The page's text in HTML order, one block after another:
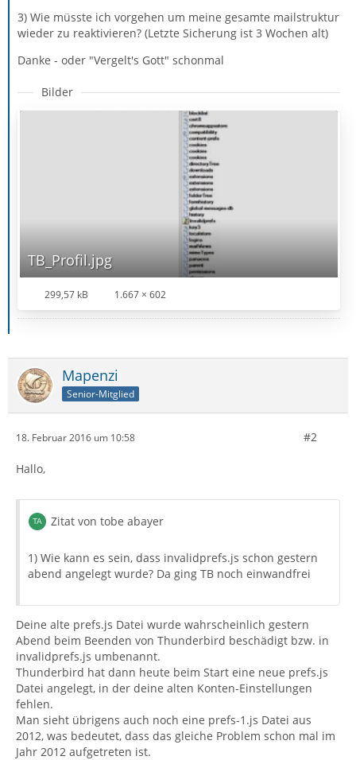
3) Wie müsste ich vorgehen um meine gesamte mailstruktur
wieder zu reaktivieren? (Letzte Sicherung ist 3 Wochen alt)
Danke - oder "Vergelt's Gott" schonmal
Bilder
TB_Profil.jpg
299,57 kB 1.667 × 602
Mapenzi
Senior-Mitglied
18. Februar 2016 um 10:58 #2
Hallo,
Zitat von tobe abayer
1) Wie kann es sein, dass invalidprefs.js schon gestern
abend angelegt wurde? Da ging TB noch einwandfrei
Deine alte prefs.js Datei wurde wahrscheinlich gestern
Abend beim Beenden von Thunderbird beschädigt bzw. in
invalidprefs.js umbenannt.
Thunderbird hat dann heute beim Start eine neue prefs.js
Datei angelegt, in der deine alten Konten-Einstellungen
fehlen.
Man sieht übrigens auch noch eine prefs-1.js Datei aus
2012, was bedeutet, dass das gleiche Problem schon mal im
Jahr 2012 aufgetreten ist.